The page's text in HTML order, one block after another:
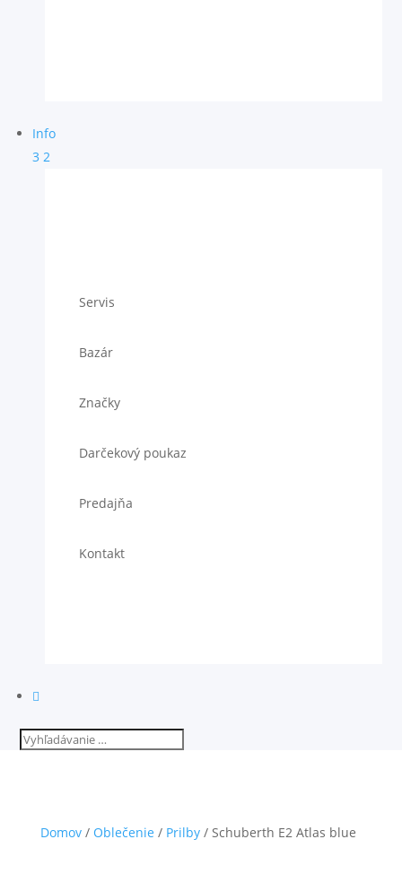
Info
3 2
Servis
Bazár
Značky
Darčekový poukaz
Predajňa
Kontakt

Domov/ Oblečenie / Prilby/ Schuberth E2 Atlas blue